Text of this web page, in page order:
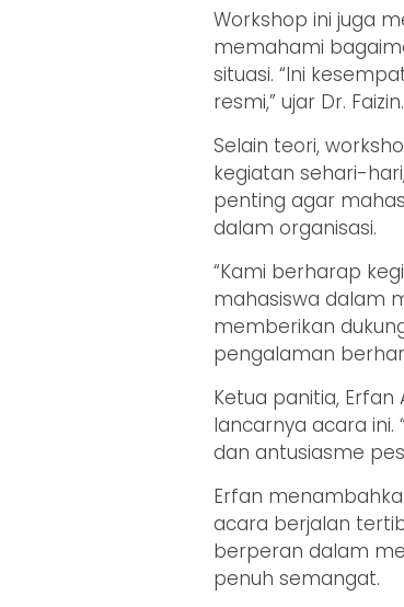
Workshop ini juga
memahami
situasi. “Ini
resmi,” ujar Dr. Faizin.
Selain teori,
kegiatan sehari-
penting agar
dalam organisasi.
“Kami berharap
mahasiswa dalam
memberikan
pengalaman
Ketua panitia,
lancarnya acara ini.
dan antusiasme
Erfan
acara berjalan
berperan dalam
penuh semangat.